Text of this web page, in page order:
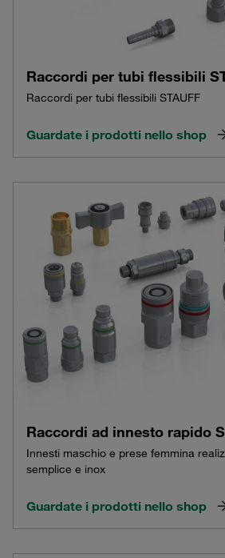
Raccordi per tubi flessibili
Raccordi per tubi flessibili STAUFF
Guardate i prodotti nello shop
Raccordi ad innesto rapido
Innesti maschio e prese femmina
semplice e inox
Guardate i prodotti nello shop